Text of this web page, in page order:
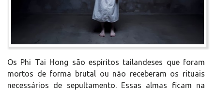
Os Phi Tai Hong são espíritos tailandeses que foram
mortos de forma brutal ou não receberam os rituais
necessários de sepultamento. Essas almas ficam na